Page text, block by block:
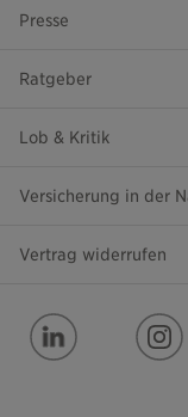
Presse
Ratgeber
Lob & Kritik
Versicherung in der
Vertrag widerrufen